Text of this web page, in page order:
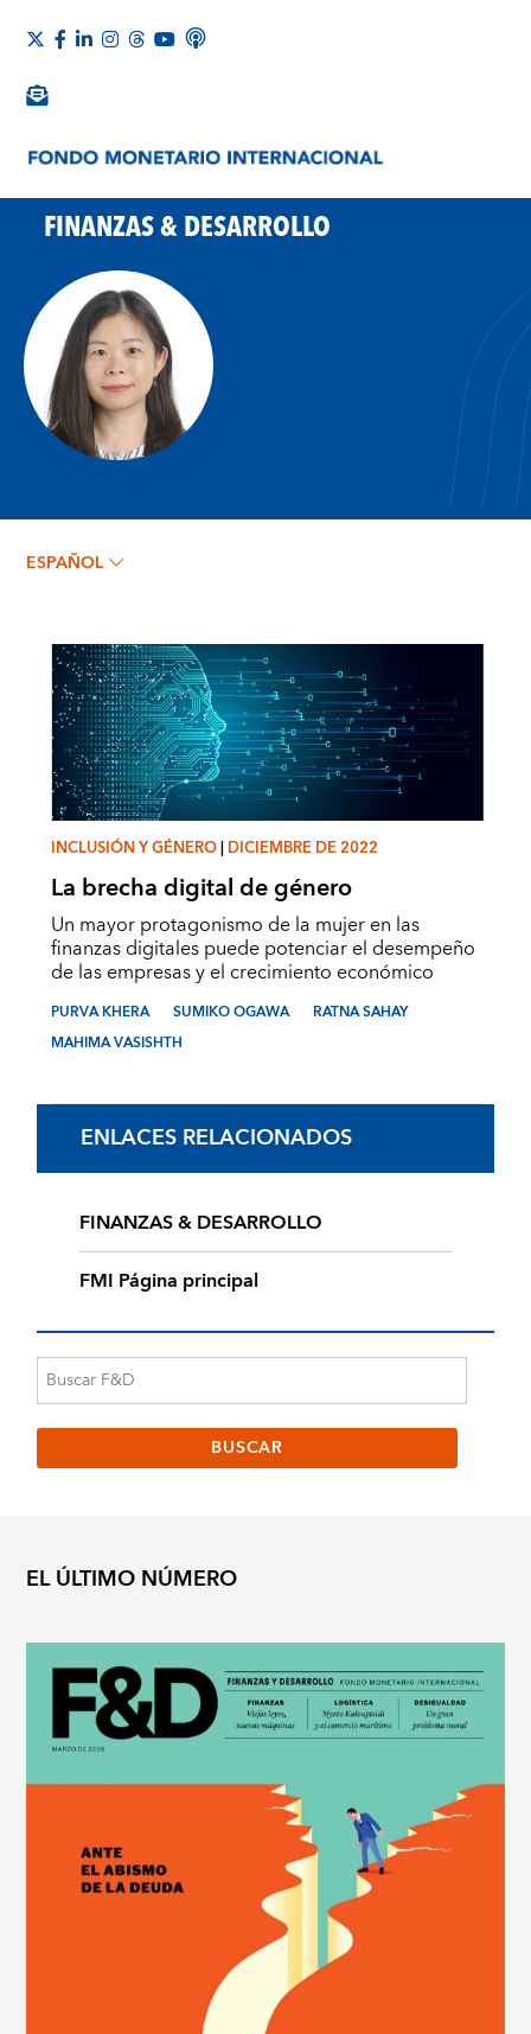
FINANZAS & DESARROLLO
SUMIKO OGAWA
ESPAÑOL
INCLUSIÓN Y GÉNERO|DICIEMBRE DE 2022
La brecha digital de género
Un mayor protagonismo de la mujer en las
finanzas digitales puede potenciar el desempeño
de las empresas y el crecimiento económico
PURVA KHERA SUMIKO OGAWA
RATNA SAHAY
MAHIMA VASISHTH
ENLACES RELACIONADOS
FINANZAS & DESARROLLO
FMI Página principal
EL ÚLTIMO NÚMERO